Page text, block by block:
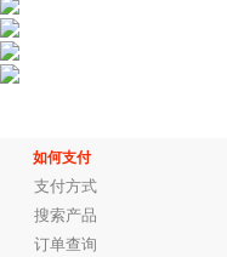
如何支付
支付方式
搜索产品
订单查询